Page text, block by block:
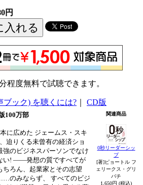
円
程度無料で試聴できます。
ブック) を聴くには? CD版
100万部
に広めた ジェームス・スキ
迫りくる未曾有の経済ショ
のビジネスパーソンでなけ
い! ――発想の質ですべてが
ろん、起業家とその志望
のみならず、 すべてのビジ
関連商品
0秒リーダーシッ
プ
[著]ピョートル フ
ェリークス・グリ
バチ
1,650円 (税込)